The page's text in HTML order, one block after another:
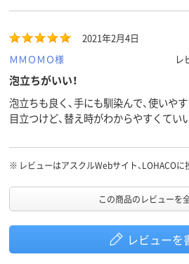
2021年2月4日
ＭＭＯＭＯ様
レ
泡立ちがいい！
泡立ちも良く、手にも馴染んで、使いや
目立つけど、替え時がわからやすくてい
※ レビューはアスクルWebサイト、LOHACOに
この商品のレビューを
レビューを